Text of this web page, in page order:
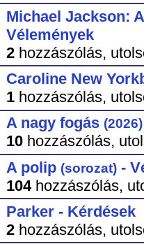
Michael Jackson:
Vélemények
2hozzászólás,
Caroline New
1hozzászólás,
A nagy fogás (2026)
10hozzászólás,
A polip (sorozat)-
104hozzászólás,
Parker - Kérdések
2hozzászólás,